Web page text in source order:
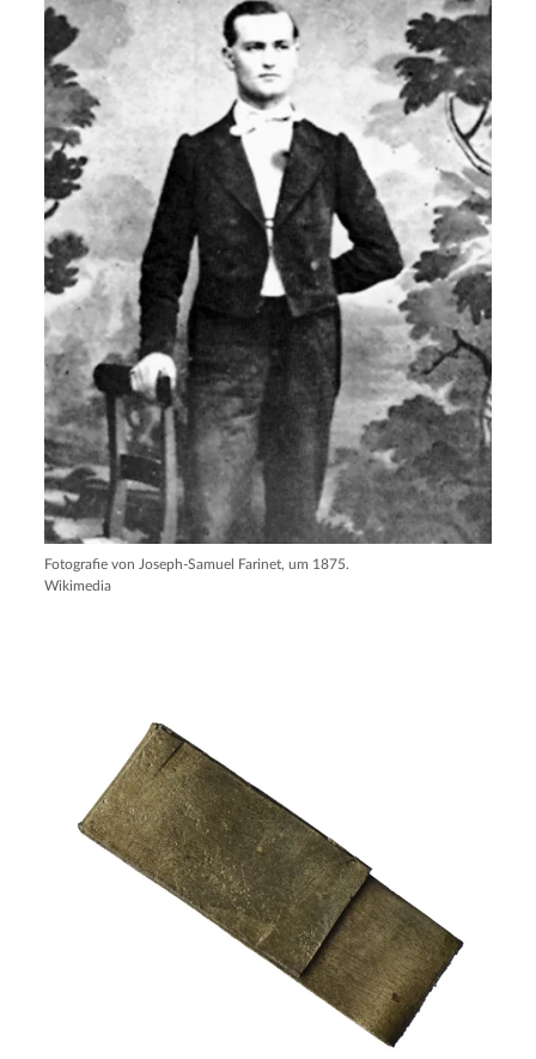
Fotografie von Joseph-Samuel Farinet, um 1875.
Wikimedia